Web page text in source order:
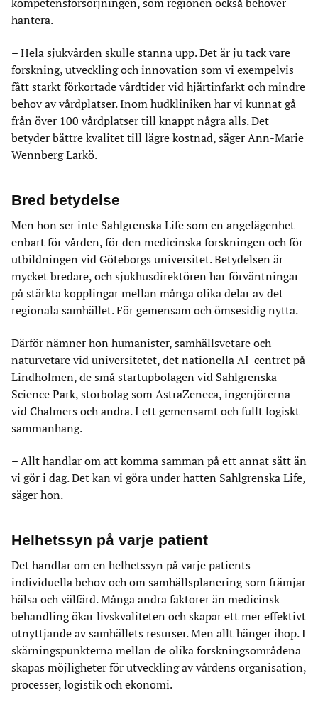
kompetensförsörjningen, som regionen också behöver
hantera.
– Hela sjukvården skulle stanna upp. Det är ju tack vare
forskning, utveckling och innovation som vi exempelvis
fått starkt förkortade vårdtider vid hjärtinfarkt och mindre
behov av vårdplatser. Inom hudkliniken har vi kunnat gå
från över 100 vårdplatser till knappt några alls. Det
betyder bättre kvalitet till lägre kostnad, säger Ann-Marie
Wennberg Larkö.
Bred betydelse
Men hon ser inte Sahlgrenska Life som en angelägenhet
enbart för vården, för den medicinska forskningen och för
utbildningen vid Göteborgs universitet. Betydelsen är
mycket bredare, och sjukhusdirektören har förväntningar
på stärkta kopplingar mellan många olika delar av det
regionala samhället. För gemensam och ömsesidig nytta.
Därför nämner hon humanister, samhällsvetare och
naturvetare vid universitetet, det nationella AI-centret på
Lindholmen, de små startupbolagen vid Sahlgrenska
Science Park, storbolag som AstraZeneca, ingenjörerna
vid Chalmers och andra. I ett gemensamt och fullt logiskt
sammanhang.
– Allt handlar om att komma samman på ett annat sätt än
vi gör i dag. Det kan vi göra under hatten Sahlgrenska Life,
säger hon.
Helhetssyn på varje patient
Det handlar om en helhetssyn på varje patients
individuella behov och om samhällsplanering som främjar
hälsa och välfärd. Många andra faktorer än medicinsk
behandling ökar livskvaliteten och skapar ett mer effektivt
utnyttjande av samhällets resurser. Men allt hänger ihop. I
skärningspunkterna mellan de olika forskningsområdena
skapas möjligheter för utveckling av vårdens organisation,
processer, logistik och ekonomi.